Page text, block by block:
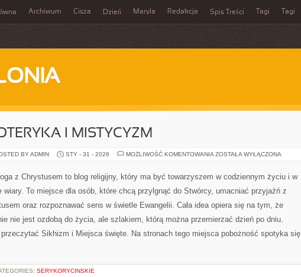
Archiwum Cisza Dzień Maryla Redakcja Spis Treści Tagi Tagi
I MISTYCYZM
BY ADMIN STY - 31 - 2026 MOŻLIWOŚĆ KOMENTOWANIA EZOTERYKA
ZOSTAŁA WYŁĄCZONA
z Chrystusem to blog religijny, który ma być towarzyszem w codziennym życiu i w
wiary. To miejsce dla osób, które chcą przylgnąć do Stwórcy, umacniać przyjaźń z
oraz rozpoznawać sens w świetle Ewangelii. Cała idea opiera się na tym, że
nie jest ozdobą do życia, ale szlakiem, którą można przemierzać dzień po dniu.
przeczytać Sikhizm i Miejsca święte. Na stronach tego miejsca pobożność spotyka się
SERYKORYCINSKIE